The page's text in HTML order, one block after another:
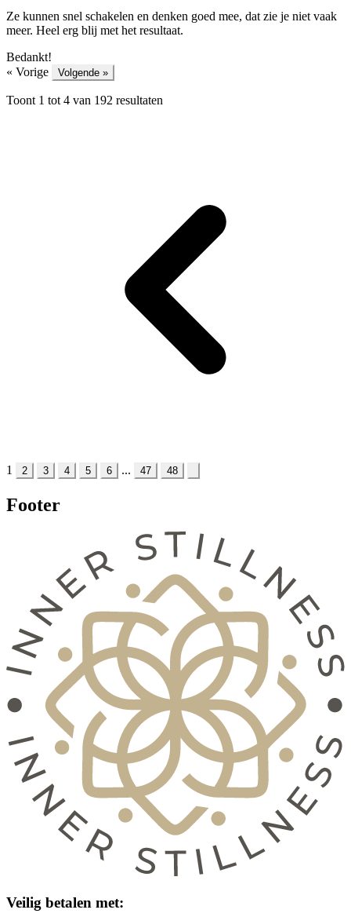
Ze kunnen snel schakelen en denken goed mee, dat zie je niet vaak
meer. Heel erg blij met het resultaat.
Bedankt!
« Vorige
Volgende »
Toont 1 tot 4 van 192 resultaten
1 2 3 4 5 6 ... 47 48
Footer
Veilig betalen met: